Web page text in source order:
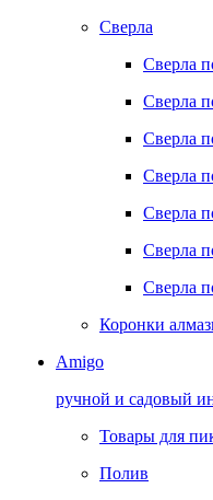
Сверла
Сверла
Сверла
Сверла
Сверла
Сверла
Сверла
Сверла
Коронки
Amigo
ручной и садовый
Товары для
Полив